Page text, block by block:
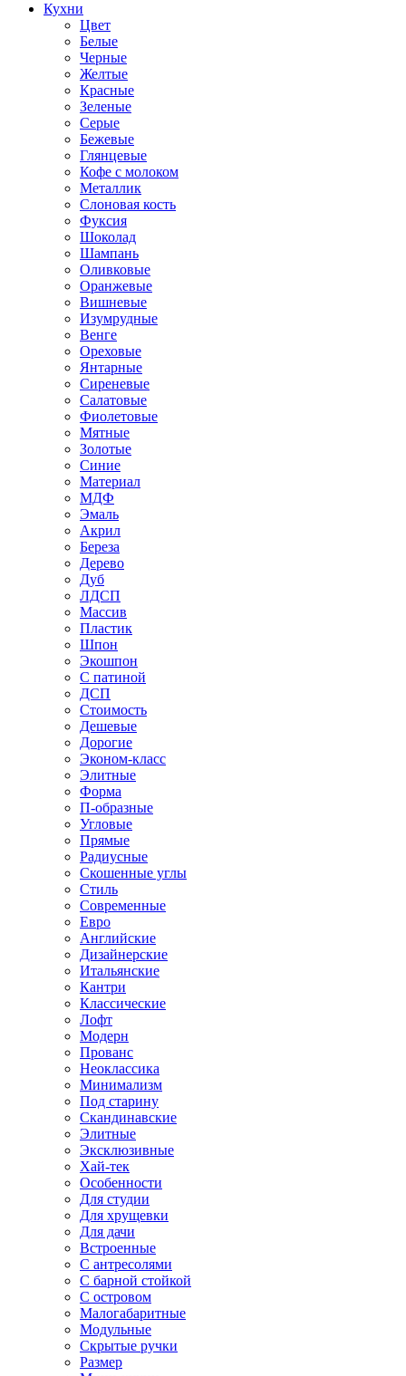
Кухни
Цвет
Белые
Черные
Желтые
Красные
Зеленые
Серые
Бежевые
Глянцевые
Кофе с молоком
Металлик
Слоновая кость
Фуксия
Шоколад
Шампань
Оливковые
Оранжевые
Вишневые
Изумрудные
Венге
Ореховые
Янтарные
Сиреневые
Салатовые
Фиолетовые
Мятные
Золотые
Синие
Материал
МДФ
Эмаль
Акрил
Береза
Дерево
Дуб
ЛДСП
Массив
Пластик
Шпон
Экошпон
С патиной
ДСП
Стоимость
Дешевые
Дорогие
Эконом-класс
Элитные
Форма
П-образные
Угловые
Прямые
Радиусные
Скошенные углы
Стиль
Современные
Евро
Английские
Дизайнерские
Итальянские
Кантри
Классические
Лофт
Модерн
Прованс
Неоклассика
Минимализм
Под старину
Скандинавские
Элитные
Эксклюзивные
Хай-тек
Особенности
Для студии
Для хрущевки
Для дачи
Встроенные
С антресолями
С барной стойкой
С островом
Малогабаритные
Модульные
Скрытые ручки
Размер